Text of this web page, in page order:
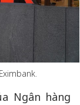
Ngân hàng